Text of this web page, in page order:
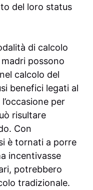
del loro status
di calcolo
possono
calcolo del
benefici legati al
per
risultare
Con
è tornati a porre
incentivasse
potrebbero
tradizionale.